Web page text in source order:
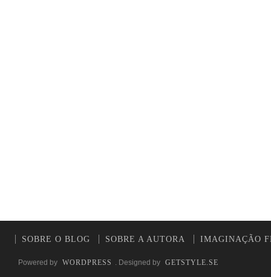
SOBRE O BLOG SOBRE A AUTORA IMAGINAÇÃO
Powered by WORDPRESS . Designed by GETSTYLE.SE